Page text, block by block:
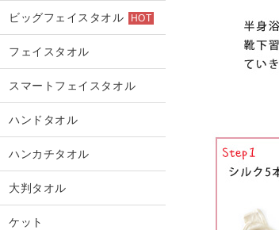
ビッグフェイスタオル HOT
フェイスタオル
スマートフェイスタオル
ハンドタオル
ハンカチタオル
大判タオル
ケット